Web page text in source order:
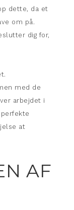
dette, da et
om på.
dig for,
med de
arbejdet i
at
AF